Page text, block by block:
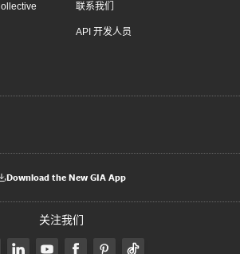
联系我们
API 开发人员
Download the New GIA App
关注我们